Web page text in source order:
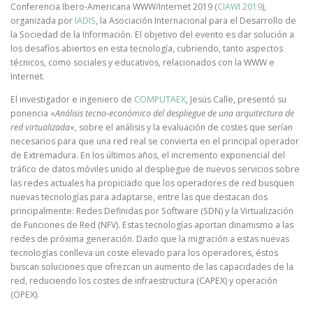
Conferencia Ibero-Americana WWW/Internet 2019 (CIAWI 2019),
organizada por IADIS, la Asociación Internacional para el Desarrollo de
la Sociedad de la Información. El objetivo del evento es dar solución a
los desafíos abiertos en esta tecnología, cubriendo, tanto aspectos
técnicos, como sociales y educativos, relacionados con la WWW e
Internet.
El investigador e ingeniero de COMPUTAEX, Jesús Calle, presentó su
ponencia «Análisis tecno-económico del despliegue de una arquitectura de
red virtualizada«, sobre el análisis y la evaluación de costes que serían
necesarios para que una red real se convierta en el principal operador
de Extremadura. En los últimos años, el incremento exponencial del
tráfico de datos móviles unido al despliegue de nuevos servicios sobre
las redes actuales ha propiciado que los operadores de red busquen
nuevas tecnologías para adaptarse, entre las que destacan dos
principalmente: Redes Definidas por Software (SDN) y la Virtualización
de Funciones de Red (NFV). Estas tecnologías aportan dinamismo a las
redes de próxima generación. Dado que la migración a estas nuevas
tecnologías conlleva un coste elevado para los operadores, éstos
buscan soluciones que ofrezcan un aumento de las capacidades de la
red, reduciendo los costes de infraestructura (CAPEX) y operación
(OPEX).